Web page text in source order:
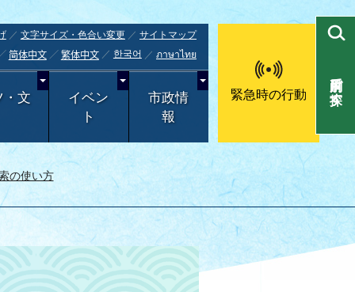
文字サイズ・色合い変更
サイトマップ
简体中文 繁体中文 한국어 ภาษาไทย
・文
イベン
ト
市政情
報
緊急時の行動
の使い方
目的別で探す